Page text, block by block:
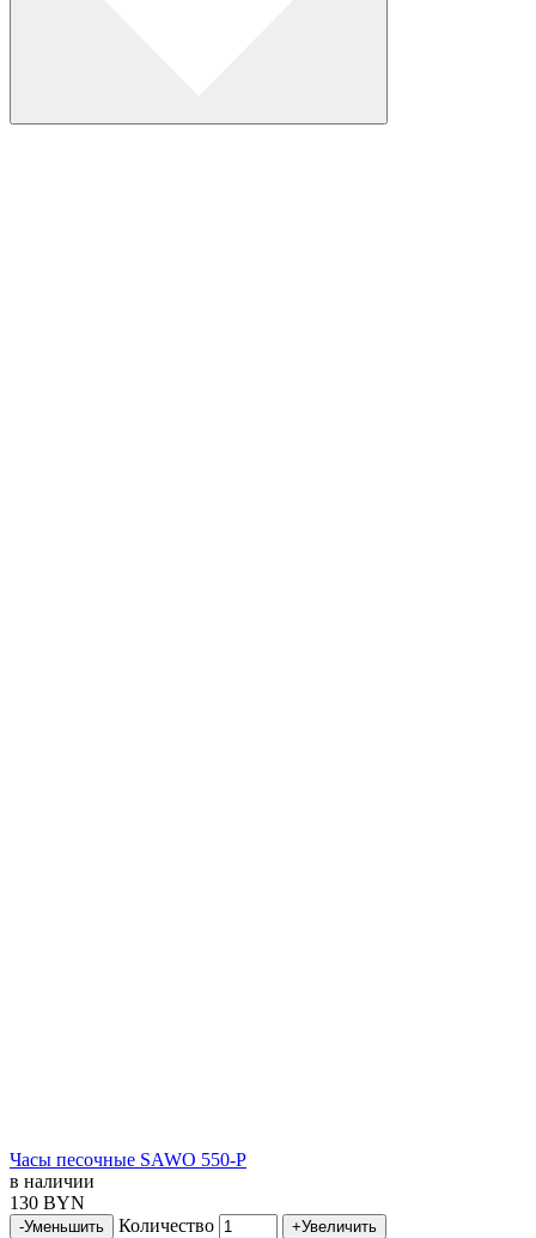
Часы песочные SAWO 550-P
в наличии
130 BYN
-Уменьшить Количество +Увеличить